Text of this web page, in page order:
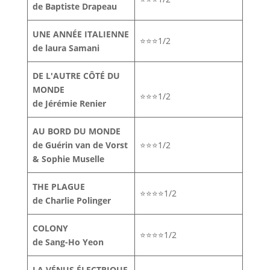
de Baptiste Drapeau
UNE ANNÉE ITALIENNE
de laura Samani
⭐⭐⭐1/2
DE L'AUTRE CÔTÉ DU
MONDE
de Jérémie Renier
⭐⭐⭐1/2
AU BORD DU MONDE
de Guérin van de Vorst
& Sophie Muselle
⭐⭐⭐1/2
THE PLAGUE
de Charlie Polinger
⭐⭐⭐⭐1/2
COLONY
de Sang-Ho Yeon
⭐⭐⭐⭐1/2